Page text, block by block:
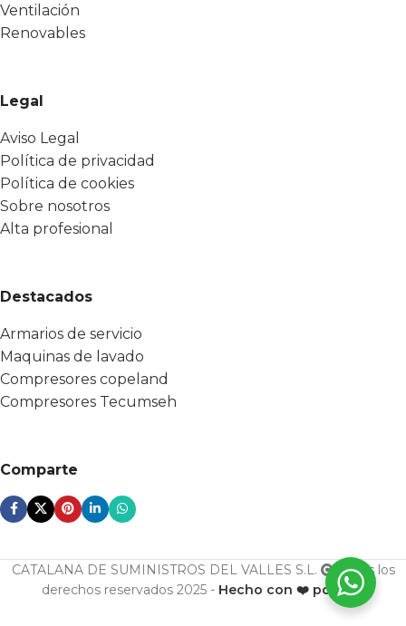
Ventilación
Renovables
Legal
Aviso Legal
Política de privacidad
Política de cookies
Sobre nosotros
Alta profesional
Destacados
Armarios de servicio
Maquinas de lavado
Compresores copeland
Compresores Tecumseh
Comparte
CATALANA DE SUMINISTROS DEL VALLES S.L.
Todos los
derechos reservados 2025 - Hecho con ❤️ por ESF